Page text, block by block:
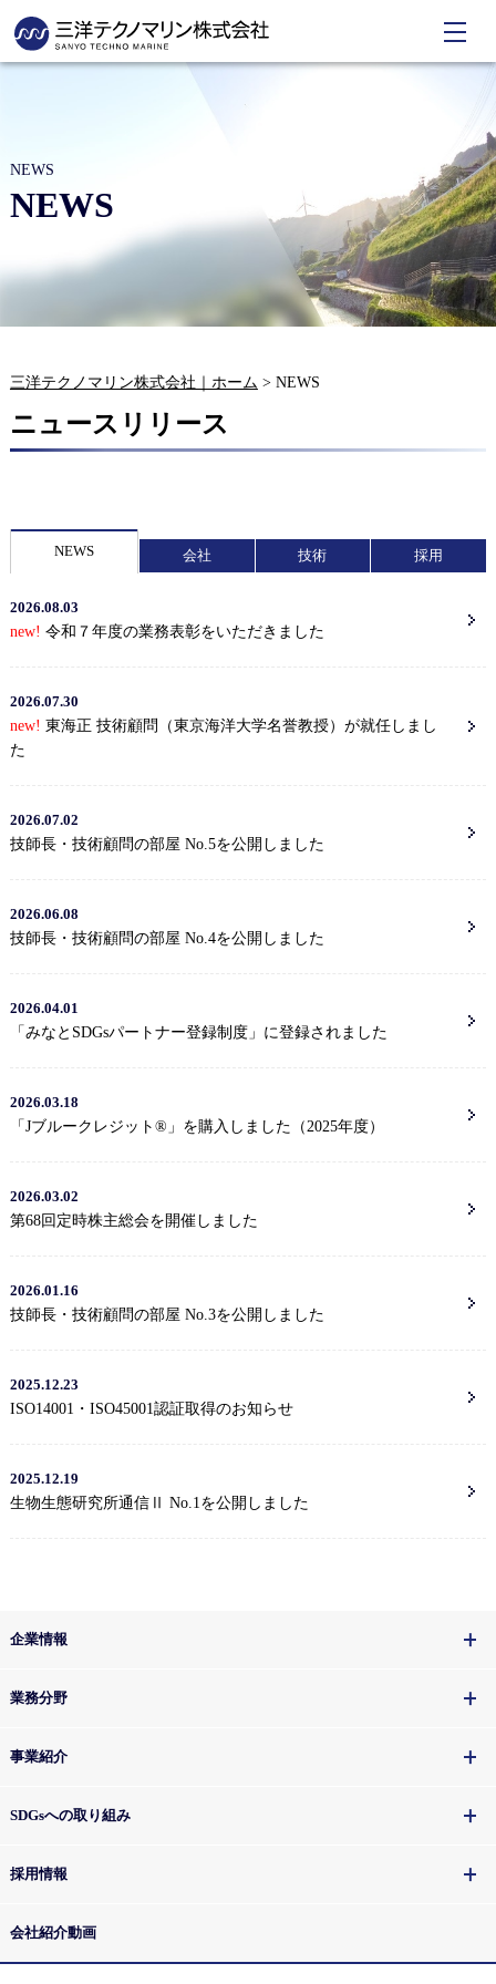
NEWS
NEWS
三洋テクノマリン株式会社｜ホーム > NEWS
ニュースリリース
NEWS 会社 技術 採用
2026.08.03
new! 令和７年度の業務表彰をいただきました
2026.07.30
new! 東海正 技術顧問（東京海洋大学名誉教授）が就任しまし
た
2026.07.02
技師長・技術顧問の部屋 No.5を公開しました
2026.06.08
技師長・技術顧問の部屋 No.4を公開しました
2026.04.01
「みなとSDGsパートナー登録制度」に登録されました
2026.03.18
「Jブルークレジット®」を購入しました（2025年度）
2026.03.02
第68回定時株主総会を開催しました
2026.01.16
技師長・技術顧問の部屋 No.3を公開しました
2025.12.23
ISO14001・ISO45001認証取得のお知らせ
2025.12.19
生物生態研究所通信Ⅱ No.1を公開しました
企業情報
業務分野
事業紹介
SDGsへの取り組み
採用情報
会社紹介動画